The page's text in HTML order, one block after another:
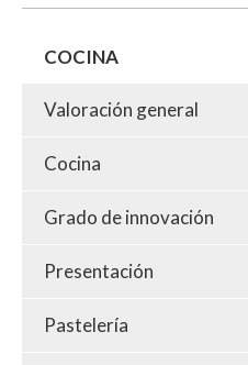
COCINA
Valoración general
Cocina
Grado de innovación
Presentación
Pastelería